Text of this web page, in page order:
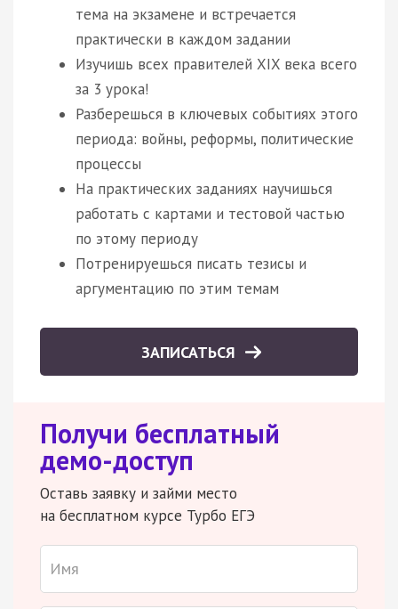
тема на экзамене и встречается
практически в каждом задании
Изучишь всех правителей XIX века всего
за 3 урока!
Разберешься в ключевых событиях этого
периода: войны, реформы, политические
процессы
На практических заданиях научишься
работать с картами и тестовой частью
по этому периоду
Потренируешься писать тезисы и
аргументацию по этим темам
ЗАПИСАТЬСЯ
Получи бесплатный
демо-доступ
Оставь заявку и займи место
на бесплатном курсе Турбо ЕГЭ